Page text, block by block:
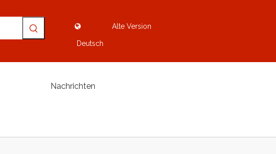
Deutsch
Alte Version
Nachrichten